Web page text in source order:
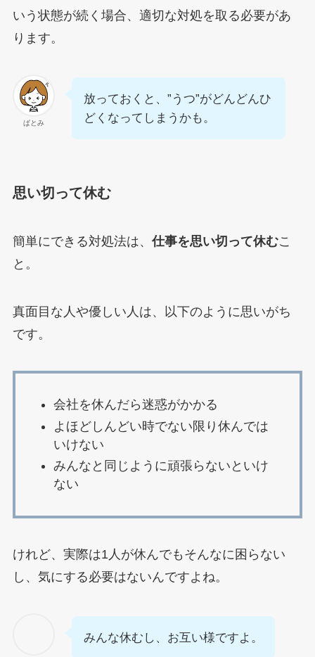
いう状態が続く場合、適切な対処を取る必要があ
ります。
ぱとみ
放っておくと、”うつ”がどんどんひ
どくなってしまうかも。
思い切って休む
簡単にできる対処法は、 仕事を思い切って休むこ
と。
真面目な人や優しい人は、以下のように思いがち
です。
会社を休んだら迷惑がかかる
よほどしんどい時でない限り休んでは
いけない
みんなと同じように頑張らないといけ
ない
けれど、実際は1人が休んでもそんなに困らない
し、気にする必要はないんですよね。
みんな休むし、お互い様ですよ。